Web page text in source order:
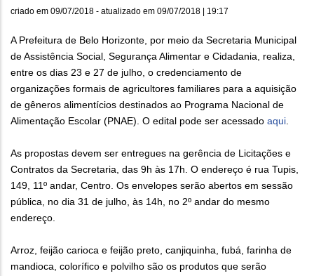
criado em 09/07/2018 - atualizado em 09/07/2018 | 19:17
A Prefeitura de Belo Horizonte, por meio da Secretaria Municipal
de Assistência Social, Segurança Alimentar e Cidadania, realiza,
entre os dias 23 e 27 de julho, o credenciamento de
organizações formais de agricultores familiares para a aquisição
de gêneros alimentícios destinados ao Programa Nacional de
Alimentação Escolar (PNAE). O edital pode ser acessado aqui.
As propostas devem ser entregues na gerência de Licitações e
Contratos da Secretaria, das 9h às 17h. O endereço é rua Tupis,
149, 11º andar, Centro. Os envelopes serão abertos em sessão
pública, no dia 31 de julho, às 14h, no 2º andar do mesmo
endereço.
Arroz, feijão carioca e feijão preto, canjiquinha, fubá, farinha de
mandioca, colorífico e polvilho são os produtos que serão